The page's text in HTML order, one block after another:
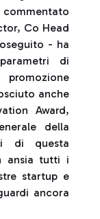
Co Head
- ha
di
anche
Award,
della
di questa
ansia tutti i
startup e
ancora